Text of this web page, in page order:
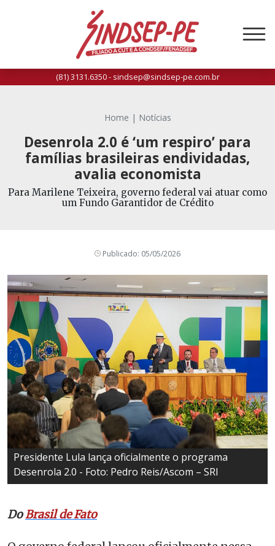
(81) 3131.6350 - sindsep@sindsep-pe.com.br
Home | Notícias
Desenrola 2.0 é ‘um respiro’ para
famílias brasileiras endividadas,
avalia economista
Para Marilene Teixeira, governo federal vai atuar como
um Fundo Garantidor de Crédito
Publicado: 05/05/2026
Presidente Lula lança oficialmente o programa
Desenrola 2.0 - Foto: Pedro Reis/Ascom – SRI
DoBrasil de Fato